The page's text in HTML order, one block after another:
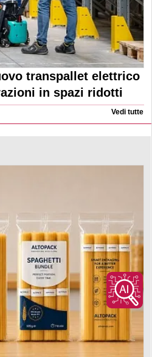
transpallet elettrico
in spazi ridotti
Vedi tutte